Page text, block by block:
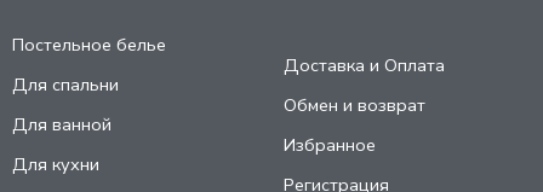
Постельное белье
Для спальни
Для ванной
Для кухни
Доставка и Оплата
Обмен и возврат
Избранное
Регистрация